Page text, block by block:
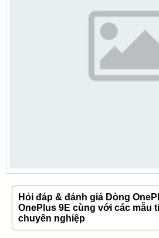
Hỏi đáp & đánh giá Dòng
OnePlus 9E cùng với các mẫu
chuyên nghiệp